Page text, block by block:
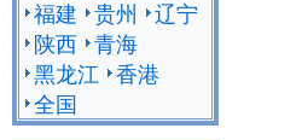
福建 贵州
辽宁
陕西 青海
黑龙江 香港
全国